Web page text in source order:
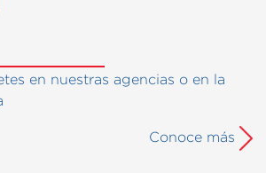
en nuestras agencias o en la
Conoce más